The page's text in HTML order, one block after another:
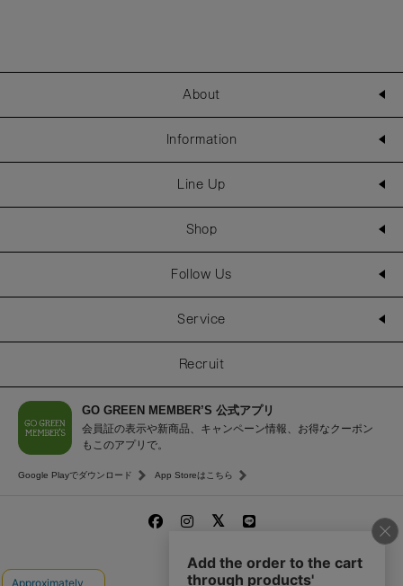
About
Information
Line Up
Shop
Follow Us
Service
Recruit
GO GREEN MEMBER’S 公式アプリ
会員証の表示や新商品、キャンペーン情報、お得なクーポン
もこのアプリで。
Google Playでダウンロード App Storeはこちら
© Celvoke